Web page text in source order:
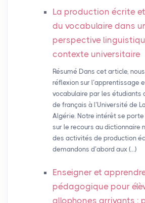
La production écrite
du vocabulaire dans
perspective
contexte universitaire
Résumé Dans cet article,
réflexion sur l’apprentissage
vocabulaire par les étudiants
de français à l’Université de
Algérie. Notre intérêt se
sur le recours au dictionnaire
des activités de production
demandons d’abord aux (…)
Enseigner et
pédagogique pour
allophones arrivants :